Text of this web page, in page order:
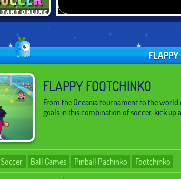
FLAPPY FOOTCHINKO
From the Oceania tournament to the
goals in this combination of soccer, kick up
Soccer Ball Games Pinball Pachinko Footchinko